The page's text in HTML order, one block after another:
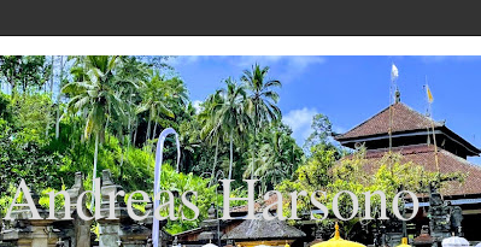
Andreas Harsono